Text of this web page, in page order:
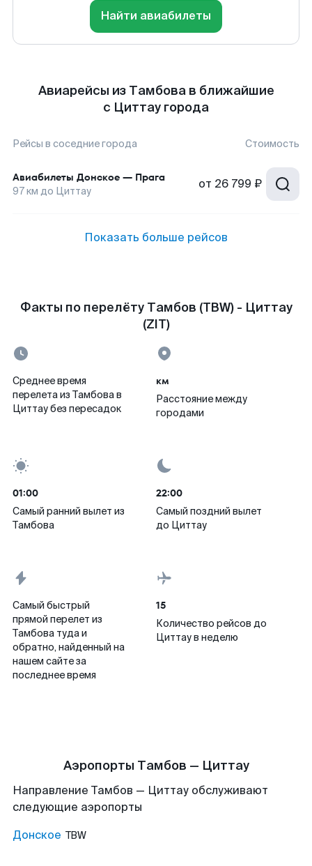
Найти авиабилеты
Авиарейсы из Тамбова в ближайшие
с Циттау города
Рейсы в соседние города Стоимость
Авиабилеты Донское — Прага
97км до Циттау от 26 799 ₽
Показать больше рейсов
Факты по перелёту Тамбов (TBW) - Циттау
(ZIT)
Среднее время
перелета из Тамбова в
Циттау без пересадок
км
Расстояние между
городами
01:00
Самый ранний вылет из
Тамбова
22:00
Самый поздний вылет
до Циттау
Самый быстрый
прямой перелет из
Тамбова туда и
обратно, найденный на
нашем сайте за
последнее время
15
Количество рейсов до
Циттау в неделю
Аэропорты Тамбов — Циттау
Направление Тамбов — Циттау обслуживают
следующие аэропорты
Донское TBW